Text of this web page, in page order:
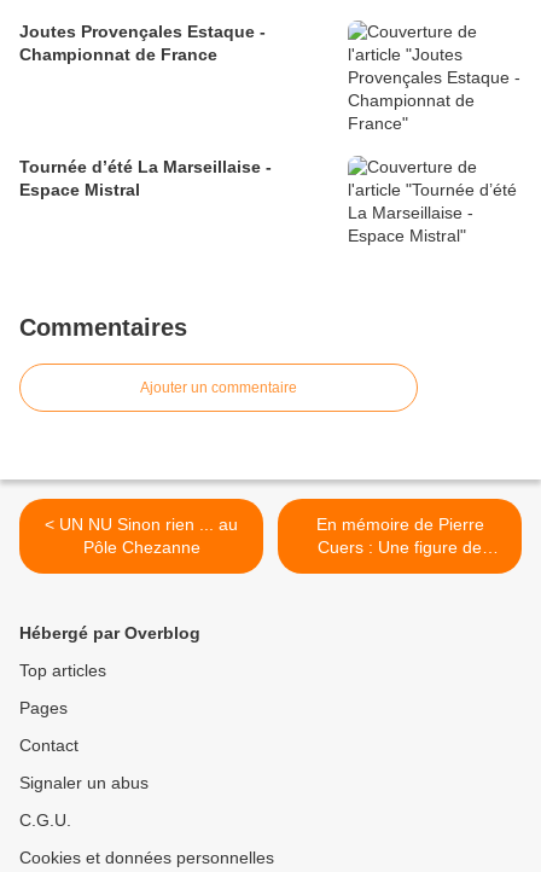
Joutes Provençales Estaque -
Championnat de France
Tournée d’été La Marseillaise -
Espace Mistral
Commentaires
Ajouter un commentaire
< UN NU Sinon rien ... au
Pôle Chezanne
En mémoire de Pierre
Cuers : Une figure de
l’Estaque s'en est allée >
Hébergé par Overblog
Top articles
Pages
Contact
Signaler un abus
C.G.U.
Cookies et données personnelles